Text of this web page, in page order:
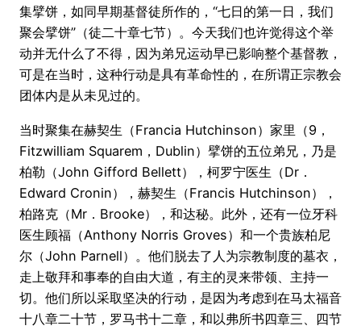
集擘饼，如同早期基督徒所作的，“七日的第一日，我们
聚会擘饼”（徒二十章七节）。今天我们也许觉得这个举
动并无什么了不得，因为弟兄运动早已影响整个基督教，
可是在当时，这种行动是具有革命性的，在所谓正宗教会
团体内是从未见过的。
当时聚集在赫契生（Francia Hutchinson）家里（9，
Fitzwilliam Squarem，Dublin）擘饼的五位弟兄，乃是
柏勒（John Gifford Bellett），柯罗宁医生（Dr．
Edward Cronin），赫契生（Francis Hutchinson），
柏路克（Mr．Brooke），和达秘。此外，还有一位牙科
医生顾福（Anthony Norris Groves）和一个贵族柏尼
尔（John Parnell）。他们脱去了人为宗教制度的墓衣，
走上敬拜和事奉的自由大道，有主的灵来带领、主持一
切。他们所以采取坚决的行动，是因为考虑到在马太福音
十八章二十节，罗马书十二章，和以弗所书四章三、四节